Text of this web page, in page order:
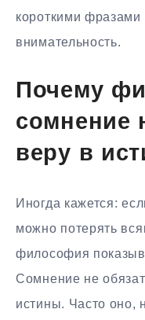
короткими фразами
внимательность.
Почему
сомнение
веру в
Иногда кажется:
можно потерять
философия
Сомнение не
истины. Часто оно,